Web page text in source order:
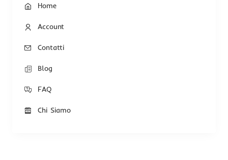
Home
Account
Contatti
Blog
FAQ
Chi Siamo